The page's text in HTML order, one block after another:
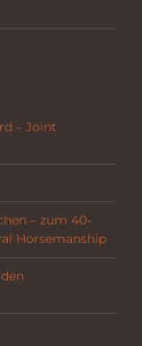
– Joint
– zum 40-
Horsemanship